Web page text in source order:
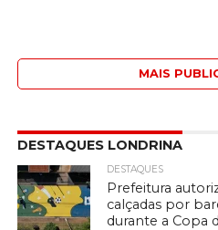
MAIS
DESTAQUES LONDRINA
DESTAQUES
Prefeitura
calçadas por
durante a Copa